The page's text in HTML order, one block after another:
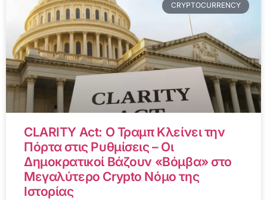
CRYPTOCURRENCY
CLARITY Act: Ο Τραμπ Κλείνει την
Πόρτα στις Ρυθμίσεις – Οι
Δημοκρατικοί Βάζουν «Βόμβα» στο
Μεγαλύτερο Crypto Νόμο της
Ιστορίας